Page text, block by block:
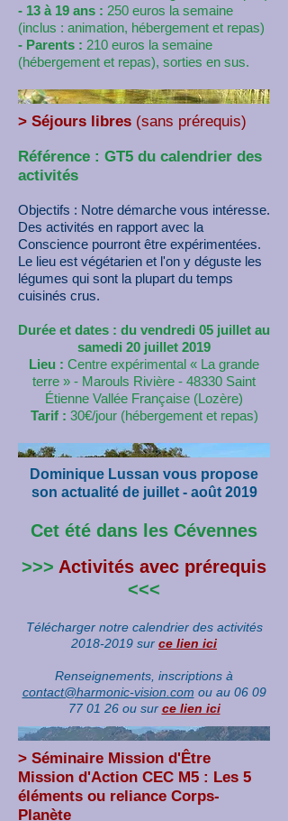
- 13 à 19 ans : 250 euros la semaine
(inclus : animation, hébergement et repas)
- Parents : 210 euros la semaine
(hébergement et repas), sorties en sus.
> Séjours libres (sans prérequis)
Référence : GT5 du calendrier des
activités
Objectifs : Notre démarche vous intéresse.
Des activités en rapport avec la
Conscience pourront être expérimentées.
Le lieu est végétarien et l'on y déguste les
légumes qui sont la plupart du temps
cuisinés crus.
Durée et dates : du vendredi 05 juillet au
samedi 20 juillet 2019
Lieu : Centre expérimental « La grande
terre » - Marouls Rivière - 48330 Saint
Étienne Vallée Française (Lozère)
Tarif : 30€/jour (hébergement et repas)
Dominique Lussan vous propose
son actualité de juillet - août 2019
Cet été dans les Cévennes
>>> Activités avec prérequis
<<<
Télécharger notre calendrier des activités
2018-2019 sur ce lien ici
Renseignements, inscriptions à
contact@harmonic-vision.com ou au 06 09
77 01 26 ou sur ce lien ici
> Séminaire Mission d'Être
Mission d'Action CEC M5 : Les 5
éléments ou reliance Corps-
Planète